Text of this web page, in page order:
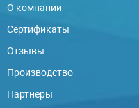
О компании
Сертификаты
Отзывы
Производство
Партнеры